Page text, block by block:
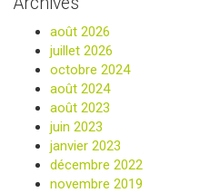
août 2026
juillet 2026
octobre 2024
août 2024
août 2023
juin 2023
janvier 2023
décembre 2022
novembre 2019